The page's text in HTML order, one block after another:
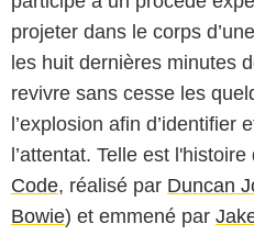
projeter dans le corps
les huit dernières minutes
revivre sans cesse les
l’explosion afin d’identifier
l’attentat. Telle est l'histoire
Code, réalisé par Duncan
Bowie) et emmené par